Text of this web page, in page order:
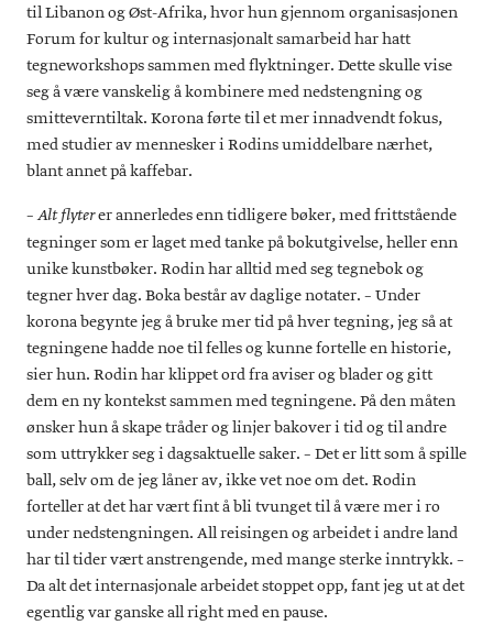
til Libanon og Øst-Afrika, hvor hun gjennom organisasjonen
Forum for kultur og internasjonalt samarbeid har hatt
tegneworkshops sammen med flyktninger. Dette skulle vise
seg å være vanskelig å kombinere med nedstengning og
smitteverntiltak. Korona førte til et mer innadvendt fokus,
med studier av mennesker i Rodins umiddelbare nærhet,
blant annet på kaffebar.
–Alt flyterer annerledes enn tidligere bøker, med frittstående
tegninger som er laget med tanke på bokutgivelse, heller enn
unike kunstbøker. Rodin har alltid med seg tegnebok og
tegner hver dag. Boka består av daglige notater. – Under
korona begynte jeg å bruke mer tid på hver tegning, jeg så at
tegningene hadde noe til felles og kunne fortelle en historie,
sier hun. Rodin har klippet ord fra aviser og blader og gitt
dem en ny kontekst sammen med tegningene. På den måten
ønsker hun å skape tråder og linjer bakover i tid og til andre
som uttrykker seg i dagsaktuelle saker. – Det er litt som å spille
ball, selv om de jeg låner av, ikke vet noe om det. Rodin
forteller at det har vært fint å bli tvunget til å være mer i ro
under nedstengningen. All reisingen og arbeidet i andre land
har til tider vært anstrengende, med mange sterke inntrykk. –
Da alt det internasjonale arbeidet stoppet opp, fant jeg ut at det
egentlig var ganske all right med en pause.